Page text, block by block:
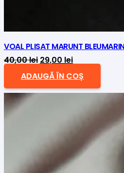
VOAL PLISAT MARUNT
40,00lei Prețul
inițial
a
29,00 leiPrețul
curent
este:
29,00 lei.
ADAUGĂ ÎN COȘ